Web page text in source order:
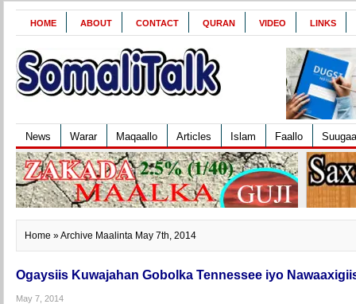
HOME ABOUT CONTACT QURAN VIDEO LINKS
News Warar Maqaallo Articles Islam Faallo
Home » Archive Maalinta May 7th, 2014
Ogaysiis Kuwajahan Gobolka Tennessee iyo
May 7, 2014